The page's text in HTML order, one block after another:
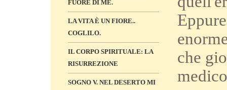
FUORE DI ME.
LA VITA È UN FIORE..
COGLILO.
IL CORPO SPIRITUALE: LA
RISURREZIONE
SOGNO V. NEL DESERTO MI
che